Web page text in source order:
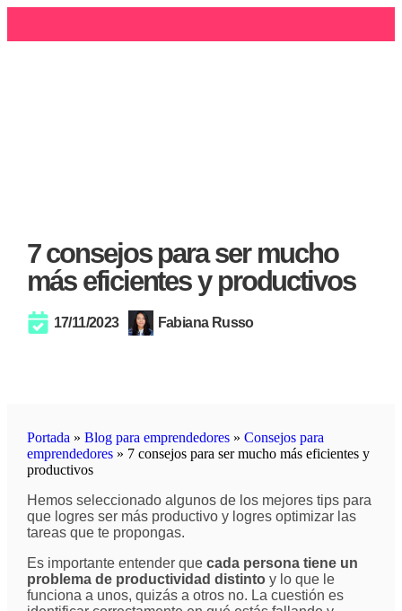
7 consejos para ser mucho
más eficientes y productivos
17/11/2023 Fabiana Russo
Portada » Blog para emprendedores» Consejos para
emprendedores» 7 consejos para ser mucho más eficientes y
productivos
Hemos seleccionado algunos de los mejores tips para
que logres ser más productivo y logres optimizar las
tareas que te propongas.
Es importante entender que cada persona tiene un
problema de productividad distintoy lo que le
funciona a unos, quizás a otros no. La cuestión es